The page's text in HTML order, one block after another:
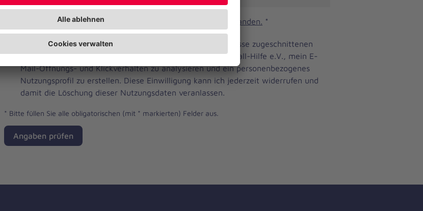
Ich habe die Datenschutzbestimmungen gelesen und verstanden. *
Brevo
Newsletter
Checkbox
Ja, ich möchte einen individuellen und auf meine Bedürfnisse zugeschnittenen
Newsletter erhalten. Dafür erlaube ich der Johanniter-Unfall-Hilfe e.V., mein E-
Mail-Öffnungs- und Klickverhalten zu analysieren und ein personenbezogenes
Nutzungsprofil zu erstellen. Diese Einwilligung kann ich jederzeit widerrufen und
damit die Löschung dieser Nutzungsdaten veranlassen.
* Bitte füllen Sie alle obligatorischen (mit * markierten) Felder aus.
Angaben prüfen